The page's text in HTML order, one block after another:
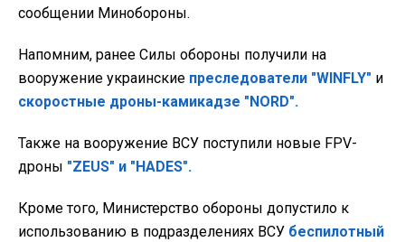
сообщении Минобороны.
Напомним, ранее Силы обороны получили на
вооружение украинские преследователи "WINFLY" и
скоростные дроны-камикадзе "NORD".
Также на вооружение ВСУ поступили новые FPV-
дроны "ZEUS" и "HADES".
Кроме того, Министерство обороны допустило к
использованию в подразделениях ВСУ беспилотный